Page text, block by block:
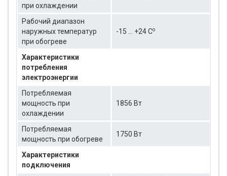
при охлаждении
Рабочий диапазон
наружных температур
при обогреве
-15 ... +24 Cо
Характеристики
потребления
электроэнергии
Потребляемая
мощность при
охлаждении
1856 Вт
Потребляемая
мощность при обогреве
1750 Вт
Характеристики
подключения